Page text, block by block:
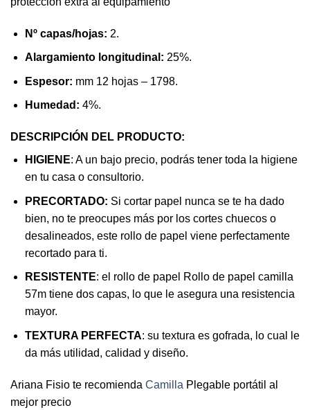
Nº capas/hojas: 2.
Alargamiento longitudinal: 25%.
Espesor: mm 12 hojas – 1798.
Humedad: 4%.
DESCRIPCIÓN DEL PRODUCTO:
HIGIENE: A un bajo precio, podrás tener toda la higiene
en tu casa o consultorio.
PRECORTADO: Si cortar papel nunca se te ha dado
bien, no te preocupes más por los cortes chuecos o
desalineados, este rollo de papel viene perfectamente
recortado para ti.
RESISTENTE: el rollo de papel Rollo de papel camilla
57m tiene dos capas, lo que le asegura una resistencia
mayor.
TEXTURA PERFECTA: su textura es gofrada, lo cual le
da más utilidad, calidad y diseño.
Ariana Fisio te recomienda Camilla Plegable portátil al
mejor precio